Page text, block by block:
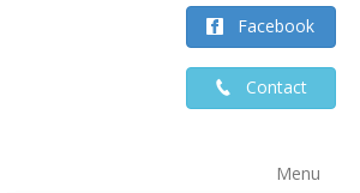
Facebook
Contact
Menu